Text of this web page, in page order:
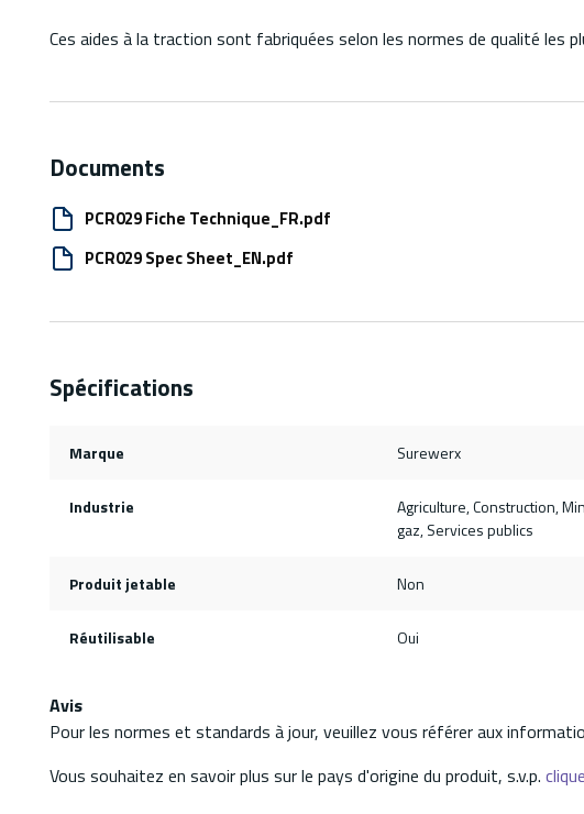
Ces aides à la traction sont fabriquées selon les normes de qualité les
Documents
PCR029 Fiche Technique_FR.pdf
PCR029 Spec Sheet_EN.pdf
Spécifications
Marque Surewerx
Industrie
Agriculture, Construction,
gaz, Services publics
Produit jetable Non
Réutilisable Oui
Avis
Pour les normes et standards à jour, veuillez vous référer aux
Vous souhaitez en savoir plus sur le pays d'origine du produit, s.v.p.